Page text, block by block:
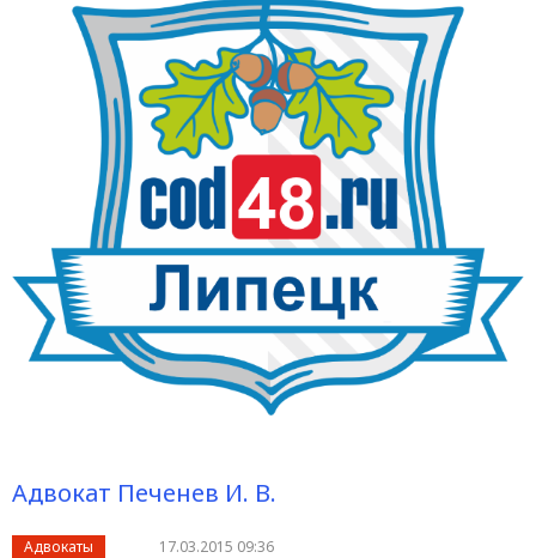
Адвокат Печенев И. В.
Адвокаты 17.03.2015 09:36